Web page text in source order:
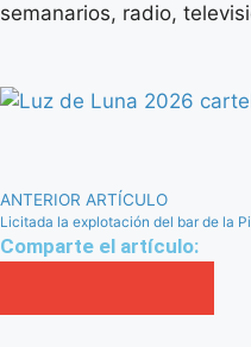
semanarios, radio,
ANTERIOR ARTÍCULO
Comparte el artículo: